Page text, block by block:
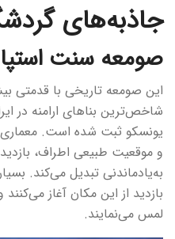
جاذبه‌های
صومعه سنت
این صومعه تاریخی با قدمتی
شاخص‌ترین بناهای ارامنه در
یونسکو ثبت شده است. معماری
و موقعیت طبیعی اطراف،
به‌یادماندنی تبدیل می‌کند.
بازدید از این مکان آغاز
لمس می‌نمایند.